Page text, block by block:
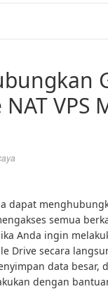
VPS
dapat
semua
Anda ingin
Drive secara
data besar,
dengan